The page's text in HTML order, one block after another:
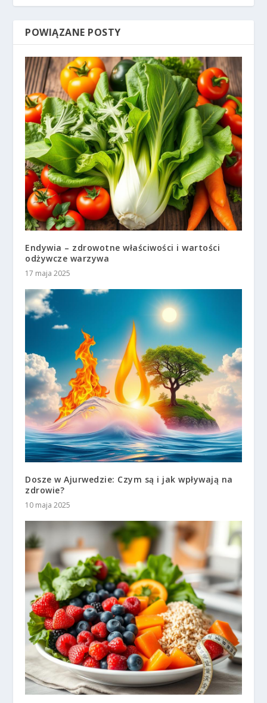
POWIĄZANE POSTY
Endywia – zdrowotne właściwości i wartości
odżywcze warzywa
17 maja 2025
Dosze w Ajurwedzie: Czym są i jak wpływają na
zdrowie?
10 maja 2025